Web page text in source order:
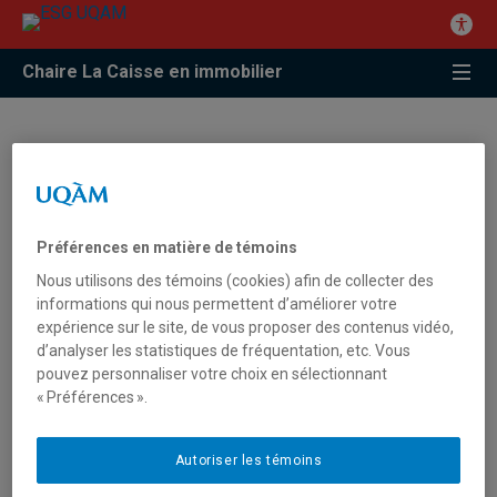
Chaire La Caisse en immobilier
par Yvon Rudolphe, MBA fin.,
É.A., CMC, F.Adm.A,
Coordonnateur et doctorant
chercheur de l’OCVI2 et
chargé de cours, ESG UQAM
Préférences en matière de témoins
Nous utilisons des témoins (cookies) afin de collecter des
informations qui nous permettent d’améliorer votre
expérience sur le site, de vous proposer des contenus vidéo,
d’analyser les statistiques de fréquentation, etc. Vous
pouvez personnaliser votre choix en sélectionnant
« Préférences ».
Autoriser les témoins